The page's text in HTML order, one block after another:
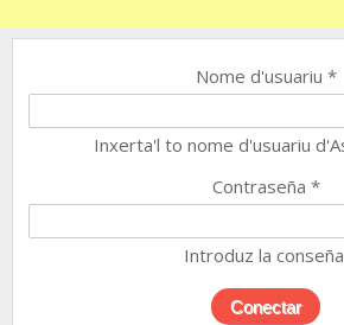
Nome d'usuariu *
Inxerta'l to nome d'usuariu
Contraseña *
Introduz la